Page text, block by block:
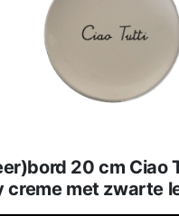
20 cm Ciao
creme met zwarte